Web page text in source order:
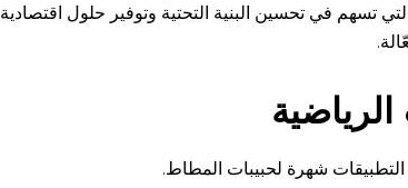
في تحسين البنية التحتية وتوفير حلول اقتصادية
شهرة لحبيبات المطاط.